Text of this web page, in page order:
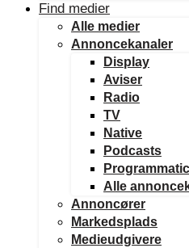
Find medier
Alle medier
Annoncekanaler
Display
Aviser
Radio
TV
Native
Podcasts
Programmatic
Alle
Annoncører
Markedsplads
Medieudgivere